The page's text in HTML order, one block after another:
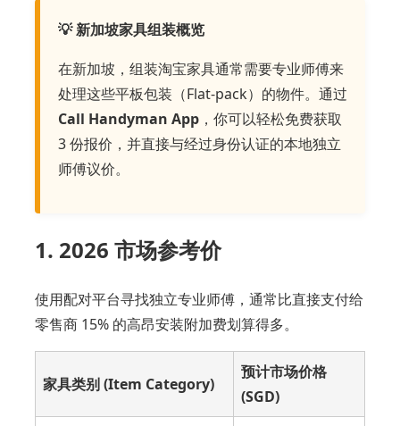
💡 新加坡家具组装概览
在新加坡，组装淘宝家具通常需要专业师傅来
处理这些平板包装（Flat-pack）的物件。通过
Call Handyman App ，你可以轻松免费获取
3 份报价，并直接与经过身份认证的本地独立
师傅议价。
1. 2026 市场参考价
使用配对平台寻找独立专业师傅，通常比直接支付给
零售商 15% 的高昂安装附加费划算得多。
家具类别 (Item Category)
预计市场价格
(SGD)